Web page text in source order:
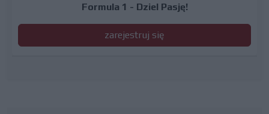
Formula 1 - Dziel Pasję!
zarejestruj się